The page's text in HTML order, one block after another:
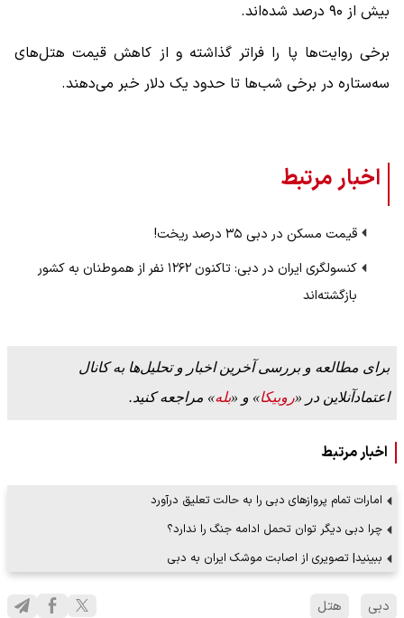
بیش از ۹۰ درصد شده‌اند.
برخی روایت‌ها پا را فراتر گذاشته و از کاهش قیمت هتل‌های
سه‌ستاره در برخی شب‌ها تا حدود یک دلار خبر می‌دهند.
اخبار مرتبط
قیمت مسکن در دبی ۳۵ درصد ریخت!
کنسولگری ایران در دبی: تاکنون ۱۲۶۲ نفر از هموطنان به کشور
بازگشته‌اند
برای مطالعه و بررسی آخرین اخبار و تحلیل‌ها به کانال
اعتمادآنلاین در «روبیکا» و «بله» مراجعه کنید.
اخبار مرتبط
امارات تمام پروازهای دبی را به حالت تعلیق درآورد
چرا دبی دیگر توان تحمل ادامه جنگ را ندارد؟
ببینید| تصویری از اصابت موشک ایران به دبی
دبی هتل